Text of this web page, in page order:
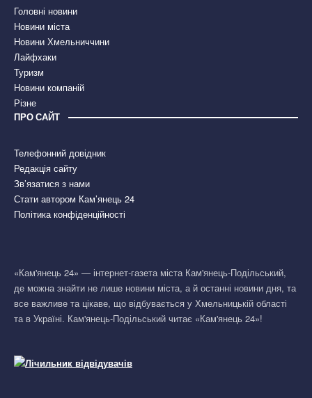
Головні новини
Новини міста
Новини Хмельниччини
Лайфхаки
Туризм
Новини компаній
Різне
ПРО САЙТ
Телефонний довідник
Редакція сайту
Зв’язатися з нами
Стати автором Кам’янець 24
Політика конфіденційності
«Кам'янець 24» — інтернет-газета міста Кам'янець-Подільський,
де можна знайти не лише новини міста, а й останні новини дня, та
все важливе та цікаве, що відбувається у Хмельницькій області
та в Україні. Кам'янець-Подільський читає «Кам'янець 24»!